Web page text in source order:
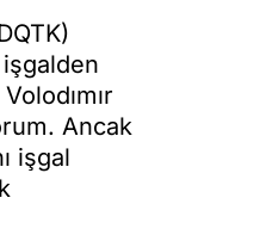
işgalden
Ancak
işgal